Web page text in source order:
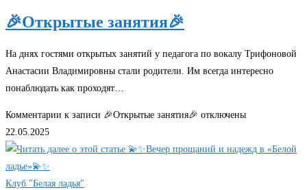
🎉Открытые занятия🎉
На днях гостями открытых занятий у педагога по вокалу Трифоновой
Анастасии Владимировны стали родители. Им всегда интересно
понаблюдать как проходят…
Комментарии к записи 🎉Открытые занятия🎉 отключены
22.05.2025
Клуб "Белая ладья"